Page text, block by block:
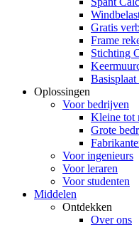
Gratis
Frame
Stichting
Oplossingen
Voor bedrijven
Kleine tot
Grote
Voor ingenieurs
Voor leraren
Voor studenten
Middelen
Ontdekken
Over ons